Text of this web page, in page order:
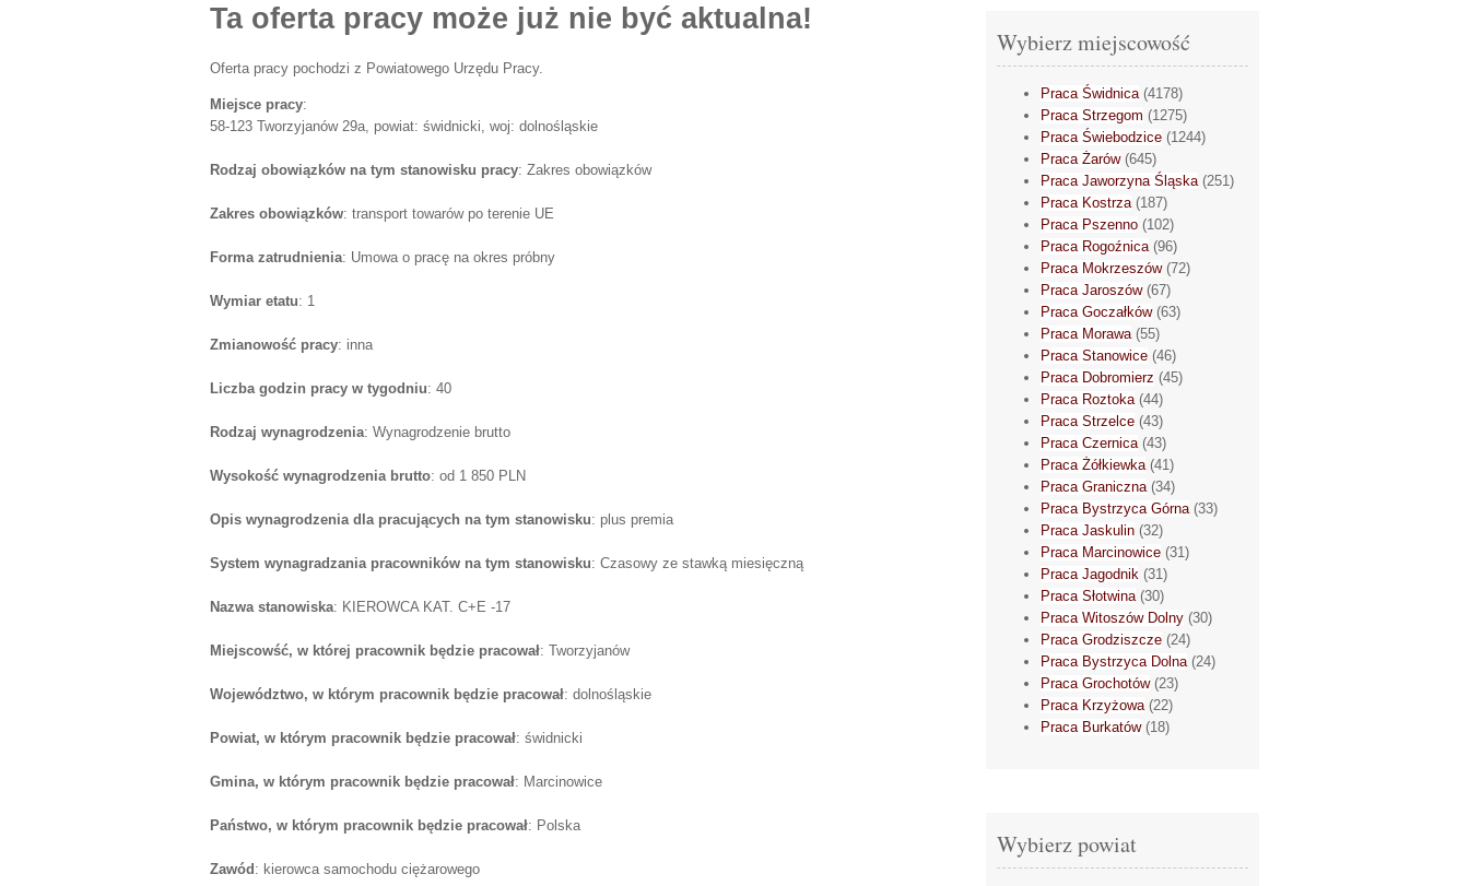
Ta oferta pracy może już nie być aktualna!
Oferta pracy pochodzi z Powiatowego Urzędu Pracy.
Miejsce pracy:
58-123 Tworzyjanów 29a, powiat: świdnicki, woj: dolnośląskie
Rodzaj obowiązków na tym stanowisku pracy: Zakres obowiązków
Zakres obowiązków: transport towarów po terenie UE
Forma zatrudnienia: Umowa o pracę na okres próbny
Wymiar etatu: 1
Zmianowość pracy: inna
Liczba godzin pracy w tygodniu: 40
Rodzaj wynagrodzenia: Wynagrodzenie brutto
Wysokość wynagrodzenia brutto: od 1 850 PLN
Opis wynagrodzenia dla pracujących na tym stanowisku: plus premia
System wynagradzania pracowników na tym stanowisku: Czasowy ze stawką miesięczną
Nazwa stanowiska: KIEROWCA KAT. C+E -17
Miejscowść, w której pracownik będzie pracował: Tworzyjanów
Województwo, w którym pracownik będzie pracował: dolnośląskie
Powiat, w którym pracownik będzie pracował: świdnicki
Gmina, w którym pracownik będzie pracował: Marcinowice
Państwo, w którym pracownik będzie pracował: Polska
Zawód : kierowca samochodu ciężarowego
Wybierz miejscowość
Praca Świdnica(4178)
Praca Strzegom (1275)
Praca Świebodzice (1244)
Praca Żarów(645)
Praca Jaworzyna Śląska(251)
Praca Kostrza(187)
Praca Pszenno (102)
Praca Rogoźnica(96)
Praca Mokrzeszów(72)
Praca Jaroszów(67)
Praca Goczałków(63)
Praca Morawa(55)
Praca Stanowice (46)
Praca Dobromierz (45)
Praca Roztoka(44)
Praca Strzelce (43)
Praca Czernica(43)
Praca Żółkiewka(41)
Praca Graniczna(34)
Praca Bystrzyca Górna(33)
Praca Jaskulin (32)
Praca Marcinowice (31)
Praca Jagodnik (31)
Praca Słotwina(30)
Praca Witoszów Dolny (30)
Praca Grodziszcze (24)
Praca Bystrzyca Dolna(24)
Praca Grochotów(23)
Praca Krzyżowa(22)
Praca Burkatów(18)
Wybierz powiat